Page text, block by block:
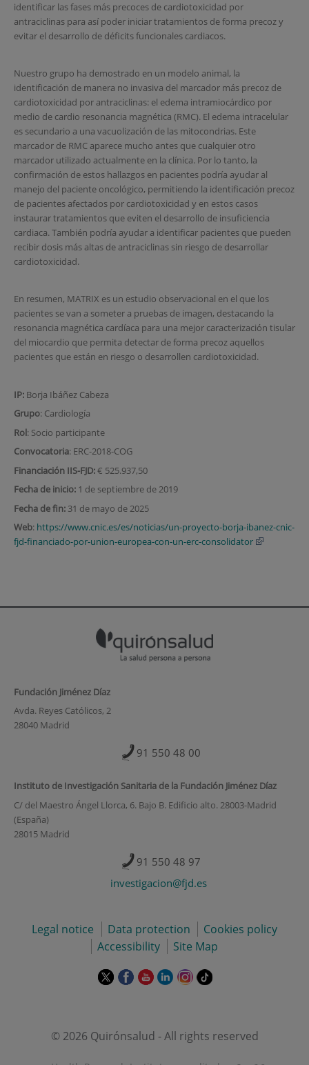
identificar las fases más precoces de cardiotoxicidad por
antraciclinas para así poder iniciar tratamientos de forma precoz y
evitar el desarrollo de déficits funcionales cardiacos.
Nuestro grupo ha demostrado en un modelo animal, la
identificación de manera no invasiva del marcador más precoz de
cardiotoxicidad por antraciclinas: el edema intramiocárdico por
medio de cardio resonancia magnética (RMC). El edema intracelular
es secundario a una vacuolización de las mitocondrias. Este
marcador de RMC aparece mucho antes que cualquier otro
marcador utilizado actualmente en la clínica. Por lo tanto, la
confirmación de estos hallazgos en pacientes podría ayudar al
manejo del paciente oncológico, permitiendo la identificación precoz
de pacientes afectados por cardiotoxicidad y en estos casos
instaurar tratamientos que eviten el desarrollo de insuficiencia
cardiaca. También podría ayudar a identificar pacientes que pueden
recibir dosis más altas de antraciclinas sin riesgo de desarrollar
cardiotoxicidad.
En resumen, MATRIX es un estudio observacional en el que los
pacientes se van a someter a pruebas de imagen, destacando la
resonancia magnética cardíaca para una mejor caracterización tisular
del miocardio que permita detectar de forma precoz aquellos
pacientes que están en riesgo o desarrollen cardiotoxicidad.
IP: Borja Ibáñez Cabeza
Grupo: Cardiología
Rol: Socio participante
Convocatoria: ERC-2018-COG
Financiación IIS-FJD:€ 525.937,50
Fecha de inicio:1 de septiembre de 2019
Fecha de fin: 31 de mayo de 2025
Web: https://www.cnic.es/es/noticias/un-proyecto-borja-ibanez-cnic-
fjd-financiado-por-union-europea-con-un-erc-consolidator
Fundación Jiménez Díaz
Avda. Reyes Católicos, 2
28040 Madrid
91 550 48 00
Instituto de Investigación Sanitaria de la Fundación Jiménez Díaz
C/ del Maestro Ángel Llorca, 6. Bajo B. Edificio alto. 28003-Madrid
(España)
28015 Madrid
91 550 48 97
investigacion@fjd.es
Legal notice Data protection
Cookies policy
Accessibility
Site Map
This
in
pop-
This
in
pop-
This
in
pop-
This
in
This
in
pop-
Link
© 2026 Quirónsalud - All rights reserved